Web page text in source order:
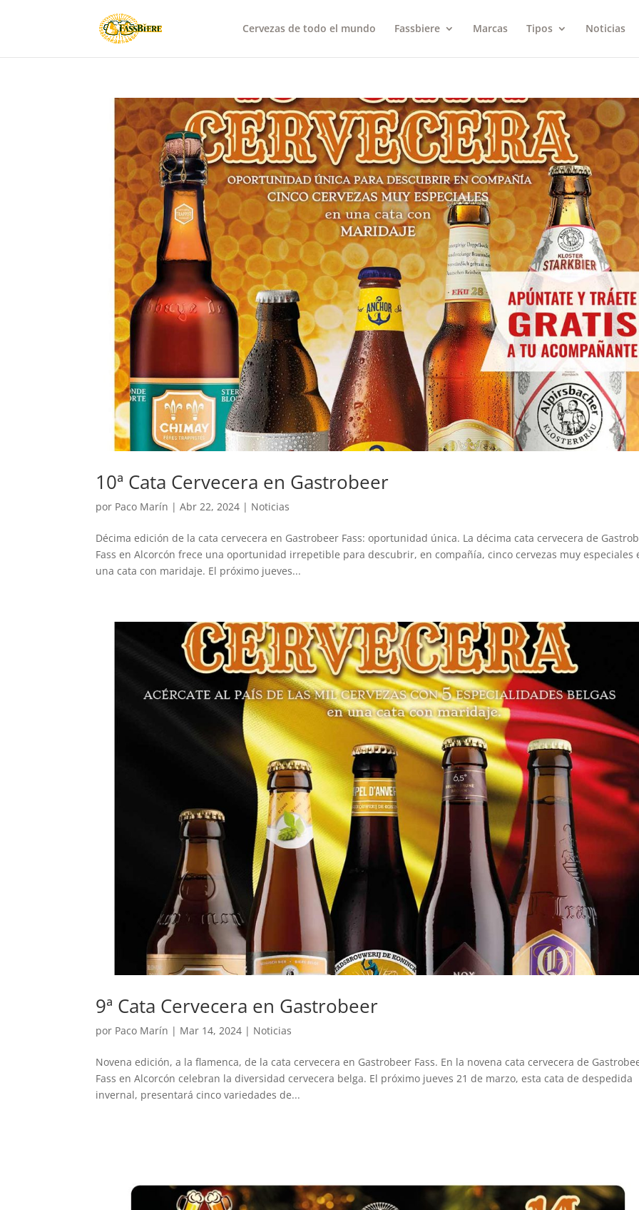
Cervezas de todo el mundo Fassbiere Marcas Tipos Noticias
10ª Cata Cervecera en Gastrobeer
por Paco Marín |Abr 22, 2024 | Noticias
Décima edición de la cata cervecera en Gastrobeer Fass: oportunidad única. La décima cata cervecera de
Fass en Alcorcón frece una oportunidad irrepetible para descubrir, en compañía, cinco cervezas muy especiales
una cata con maridaje. El próximo jueves...
9ª Cata Cervecera en Gastrobeer
por Paco Marín | Mar 14, 2024 | Noticias
Novena edición, a la flamenca, de la cata cervecera en Gastrobeer Fass. En la novena cata cervecera de
Fass en Alcorcón celebran la diversidad cervecera belga. El próximo jueves 21 de marzo, esta cata de despedida
invernal, presentará cinco variedades de...